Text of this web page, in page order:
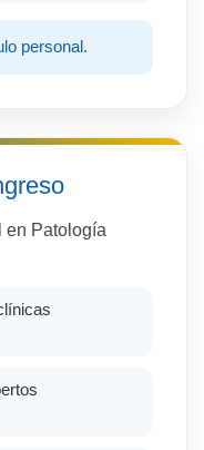
personal.
en Patología